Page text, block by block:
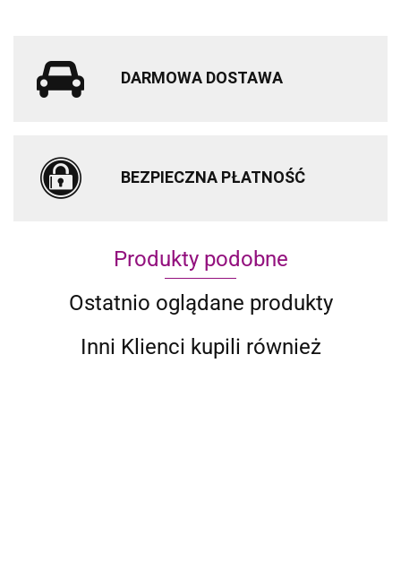
DARMOWA DOSTAWA
BEZPIECZNA PŁATNOŚĆ
Produkty podobne
Ostatnio oglądane produkty
Inni Klienci kupili również